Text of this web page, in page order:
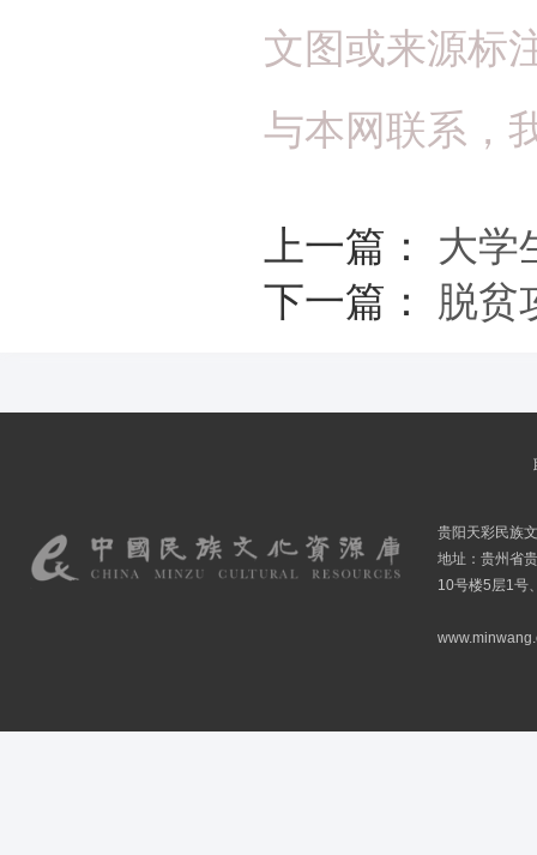
文图或来源标
与本网联系，
上一篇： 大学
下一篇： 脱贫
贵阳天彩民族
地址：贵州省
10号楼5层1号